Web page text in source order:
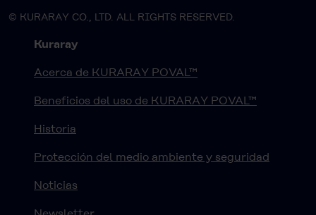
© KURARAY CO., LTD. ALL RIGHTS RESERVED.
Kuraray
Acerca de KURARAY POVAL™
Beneficios del uso de KURARAY POVAL™
Historia
Protección del medio ambiente y seguridad
Noticias